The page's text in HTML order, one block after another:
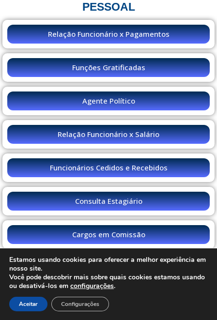
PESSOAL
Relação Funcionário x Pagamentos
Funções Gratificadas
Agente Político
Relação Funcionário x Salário
Funcionários Cedidos e Recebidos
Consulta Estagiário
Cargos em Comissão
Funcionário Inativo
Estamos usando cookies para oferecer a melhor experiência em
nosso site.
Você pode descobrir mais sobre quais cookies estamos usando
ou desativá-los em configurações.
Aceitar Configurações